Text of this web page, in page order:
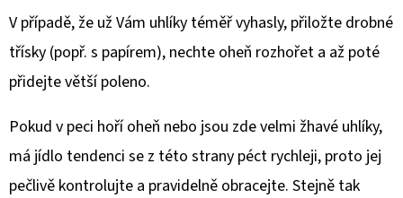
V případě, že už Vám uhlíky téměř vyhasly, přiložte drobné
třísky (popř. s papírem), nechte oheň rozhořet a až poté
přidejte větší poleno.
Pokud v peci hoří oheň nebo jsou zde velmi žhavé uhlíky,
má jídlo tendenci se z této strany péct rychleji, proto jej
pečlivě kontrolujte a pravidelně obracejte. Stejně tak